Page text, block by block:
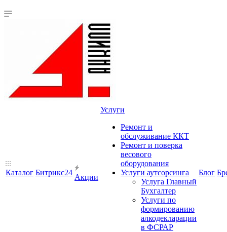
Каталог Битрикс24
Акции
Услуги
Ремонт и
обслуживание ККТ
Ремонт и поверка
весового
оборудования
Услуги аутсорсинга
Услуга Главный
Бухгалтер
Услуги по
формированию
алкодекларации
в ФСРАР
Блог